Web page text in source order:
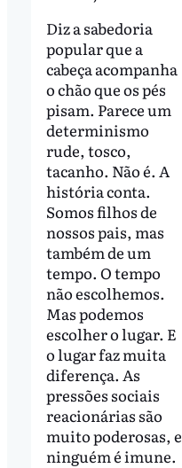
Diz a sabedoria
popular que a
cabeça acompanha
o chão que os pés
pisam. Parece um
determinismo
rude, tosco,
tacanho. Não é. A
história conta.
Somos filhos de
nossos pais, mas
também de um
tempo. O tempo
não escolhemos.
Mas podemos
escolher o lugar. E
o lugar faz muita
diferença. As
pressões sociais
reacionárias são
muito poderosas, e
ninguém é imune.